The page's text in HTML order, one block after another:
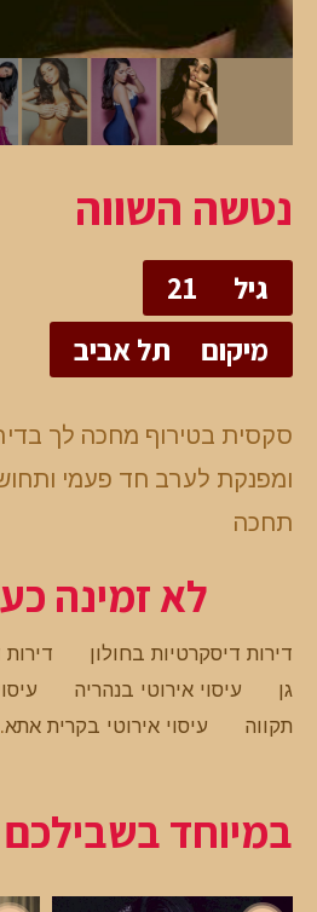
נטשה השווה
גיל
21
מיקום
תל אביב
סקסית בטירוף מחכה לך
ומפנקת לערב חד פעמי
תחכה
לא זמינה
דירות דיסקרטיות בחולון
גן
עיסוי אירוטי בנהריה
תקווה
עיסוי אירוטי בקרית אתא.
במיוחד בשבילכם